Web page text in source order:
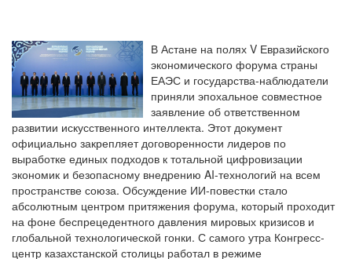
В Астане на полях V Евразийского
экономического форума страны
ЕАЭС и государства-наблюдатели
приняли эпохальное совместное
заявление об ответственном
развитии искусственного интеллекта. Этот документ
официально закрепляет договоренности лидеров по
выработке единых подходов к тотальной цифровизации
экономик и безопасному внедрению AI-технологий на всем
пространстве союза. Обсуждение ИИ-повестки стало
абсолютным центром притяжения форума, который проходит
на фоне беспрецедентного давления мировых кризисов и
глобальной технологической гонки. С самого утра Конгресс-
центр казахстанской столицы работал в режиме